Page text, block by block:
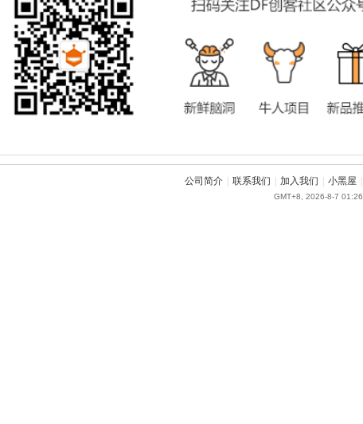
公司简介 联系我们 加入我们 小黑屋
GMT+8, 2026-8-7 01:26